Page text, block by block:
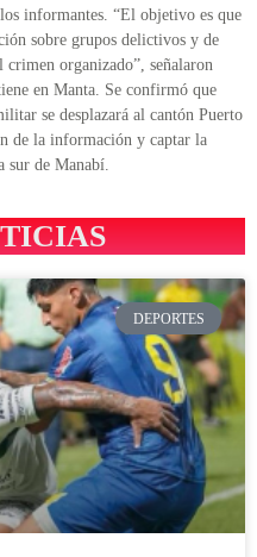
informantes. “El objetivo es que
sobre grupos delictivos y de
organizado”, señalaron
en Manta. Se confirmó que
se desplazará al cantón Puerto
de la información y captar la
sur de Manabí.
DEPORTES